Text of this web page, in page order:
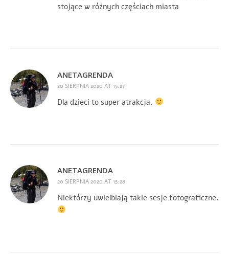
stojące w różnych częściach miasta
ANETAGRENDA
20 SIERPNIA 2020 AT 15:27
Dla dzieci to super atrakcja.
ANETAGRENDA
20 SIERPNIA 2020 AT 15:28
Niektórzy uwielbiają takie sesje fotograficzne.